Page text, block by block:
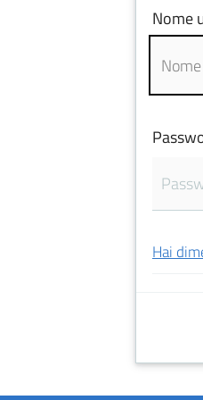
Nome
Hai